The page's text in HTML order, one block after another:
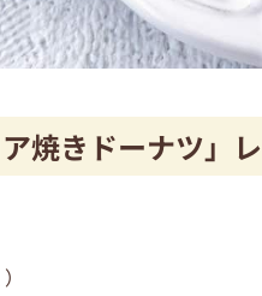
ア焼きドーナツ」